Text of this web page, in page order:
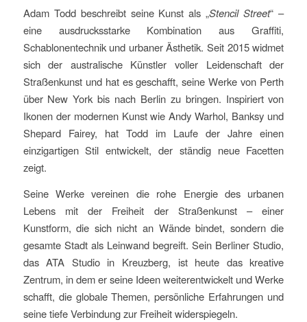
Adam Todd beschreibt seine Kunst als „Stencil Street“ –
eine ausdrucksstarke Kombination aus Graffiti,
Schablonentechnik und urbaner Ästhetik. Seit 2015 widmet
sich der australische Künstler voller Leidenschaft der
Straßenkunst und hat es geschafft, seine Werke von Perth
über New York bis nach Berlin zu bringen. Inspiriert von
Ikonen der modernen Kunst wie Andy Warhol, Banksy und
Shepard Fairey, hat Todd im Laufe der Jahre einen
einzigartigen Stil entwickelt, der ständig neue Facetten
zeigt.
Seine Werke vereinen die rohe Energie des urbanen
Lebens mit der Freiheit der Straßenkunst – einer
Kunstform, die sich nicht an Wände bindet, sondern die
gesamte Stadt als Leinwand begreift. Sein Berliner Studio,
das ATA Studio in Kreuzberg, ist heute das kreative
Zentrum, in dem er seine Ideen weiterentwickelt und Werke
schafft, die globale Themen, persönliche Erfahrungen und
seine tiefe Verbindung zur Freiheit widerspiegeln.